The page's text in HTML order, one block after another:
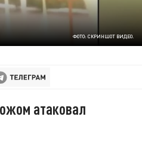
ФОТО: СКРИНШОТ ВИДЕО.
атаковал